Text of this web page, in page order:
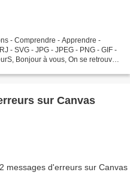
- Comprendre - Apprendre -
- SVG - JPG - JPEG - PNG - GIF -
Bonjour à vous, On se retrouve
sur Canvas